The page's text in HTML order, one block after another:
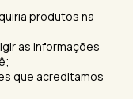
produtos na
as informações
que acreditamos